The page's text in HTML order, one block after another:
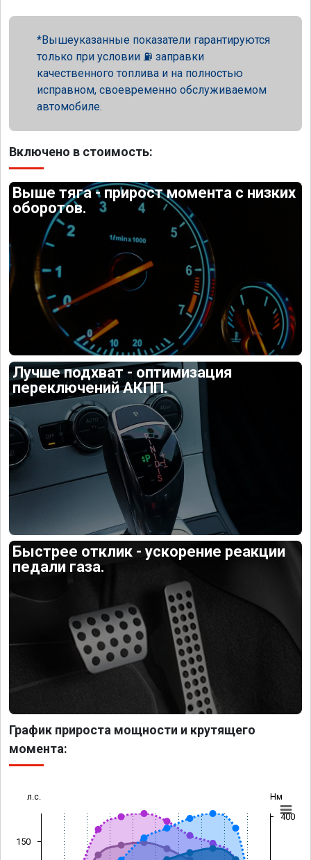
Вышеуказанные показатели гарантируются
только при условии ⛽ заправки
качественного топлива и на полностью
исправном, своевременно обслуживаемом
автомобиле.
Включено в стоимость:
Выше тяга - прирост момента с низких
оборотов.
Лучше подхват - оптимизация
переключений АКПП.
Быстрее отклик - ускорение реакции
педали газа.
График прироста мощности и крутящего
момента:
л.с. Нм
150
400